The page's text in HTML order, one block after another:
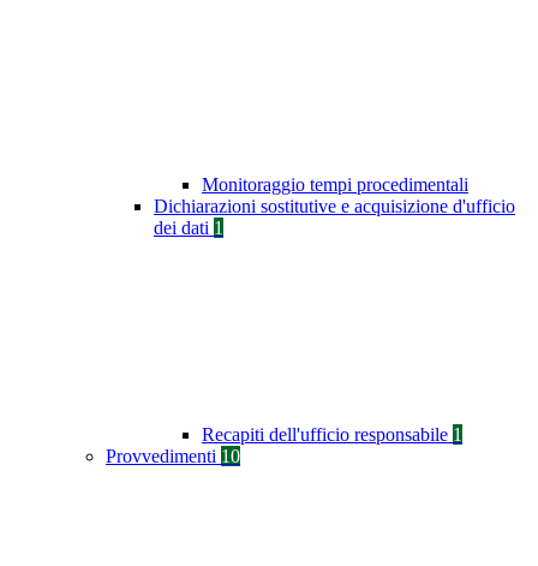
Monitoraggio tempi procedimentali
Dichiarazioni sostitutive e acquisizione d'ufficio
dei dati 1
Recapiti dell'ufficio responsabile 1
Provvedimenti 10